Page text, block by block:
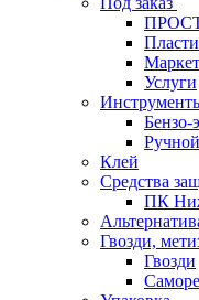
Услуги
Бензо-
Клей
Средства
ПК
Гвозди,
Гвозди